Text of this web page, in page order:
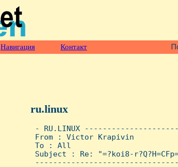
Навигация Контакт
ru.linux
- RU.LINUX
From : Victor Krapivin
To : All
Subject : Re: "=?koi8-